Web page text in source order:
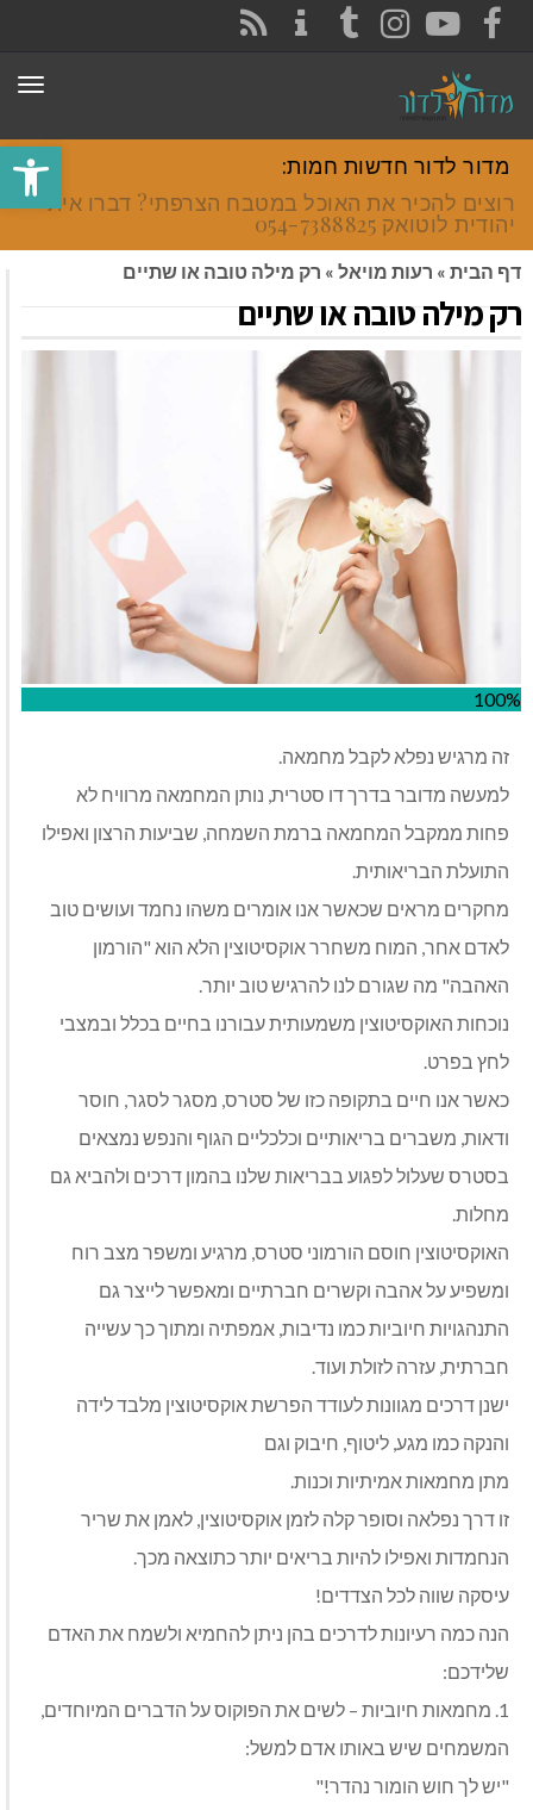
פתח
FACEBOOK
YOUTUBE
INSTAGRAM
TUMBLR
מדור לדור חדשות חמות:
רוצים להכיר את האוכל במטבח הצרפתי? דברו איתי
יהודית לוטואק 054-7388825.
דף הבית » רעות מויאל » רק מילה טובה או שתיים
רק מילה טובה או שתיים
100%
זה מרגיש נפלא לקבל מחמאה.
למעשה מדובר בדרך דו סטרית, נותן המחמאה מרוויח לא
פחות ממקבל המחמאה ברמת השמחה, שביעות הרצון ואפילו
התועלת הבריאותית.
מחקרים מראים שכאשר אנו אומרים משהו נחמד ועושים טוב
לאדם אחר, המוח משחרר אוקסיטוצין הלא הוא "הורמון
האהבה" מה שגורם לנו להרגיש טוב יותר.
נוכחות האוקסיטוצין משמעותית עבורנו בחיים בכלל ובמצבי
לחץ בפרט.
כאשר אנו חיים בתקופה כזו של סטרס, מסגר לסגר, חוסר
ודאות, משברים בריאותיים וכלכליים הגוף והנפש נמצאים
בסטרס שעלול לפגוע בבריאות שלנו בהמון דרכים ולהביא גם
מחלות.
האוקסיטוצין חוסם הורמוני סטרס, מרגיע ומשפר מצב רוח
ומשפיע על אהבה וקשרים חברתיים ומאפשר לייצר גם
התנהגויות חיוביות כמו נדיבות, אמפתיה ומתוך כך עשייה
חברתית, עזרה לזולת ועוד.
ישנן דרכים מגוונות לעודד הפרשת אוקסיטוצין מלבד לידה
והנקה כמו מגע, ליטוף, חיבוק וגם
מתן מחמאות אמיתיות וכנות.
זו דרך נפלאה וסופר קלה לזמן אוקסיטוצין, לאמן את שריר
הנחמדות ואפילו להיות בריאים יותר כתוצאה מכך.
עיסקה שווה לכל הצדדים!
הנה כמה רעיונות לדרכים בהן ניתן להחמיא ולשמח את האדם
שלידכם:
1. מחמאות חיוביות – לשים את הפוקוס על הדברים המיוחדים,
המשמחים שיש באותו אדם למשל:
"יש לך חוש הומור נהדר!"